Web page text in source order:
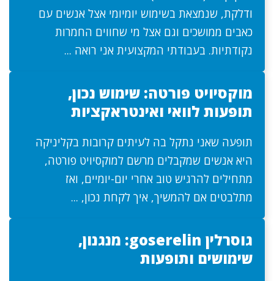
ודלקת, שנמצאת בשימוש יומיומי אצל אנשים עם
כאבים ממושכים וגם אצל מי שחווים החמרות
נקודתיות. בעבודתי המקצועית אני רואה ...
מוקסיויט פורטה: שימוש נכון,
תופעות לוואי ואינטראקציות
תופעה שאני נתקל בה לעיתים קרובות בקליניקה
היא אנשים שמקבלים מרשם למוקסיויט פורטה,
מתחילים להרגיש טוב אחרי יום-יומיים, ואז
מתלבטים אם להמשיך, איך לקחת נכון, ...
גוסרלין goserelin: מנגנון,
שימושים ותופעות